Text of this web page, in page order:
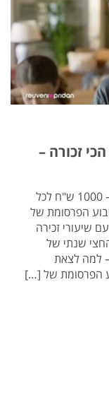
זכורה –
בנק מזרחי טפחות – פיקדון התחלות חדשות – 1000 ש"ח לכל
הפרסומת של
שיעורי זכירה
החצי שנתי של
הזכורות העומד על 9%. ביטוח 9 – למה לצאת
הפרסומת של […]